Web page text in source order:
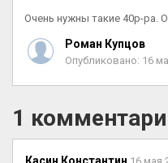
Очень нужны такие 40р-ра.
Роман Купцов
Опубликовано: 16
1